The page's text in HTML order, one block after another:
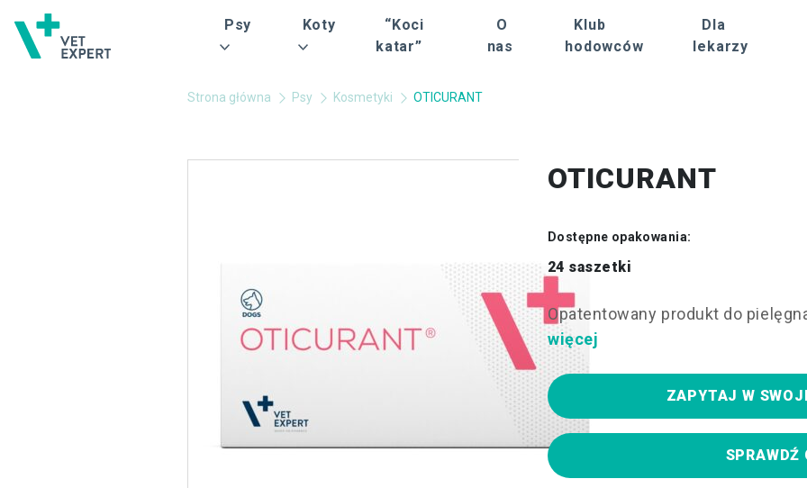
Psy Koty
“Koci
katar”
O
nas
Klub
hodowców
Dla
lekarzy
Strona główna Psy Kosmetyki OTICURANT
OTICURANT
Dostępne opakowania:
24 saszetki
Opatentowany produkt do
więcej
ZAPYTAJ W
SPRAWDŹ